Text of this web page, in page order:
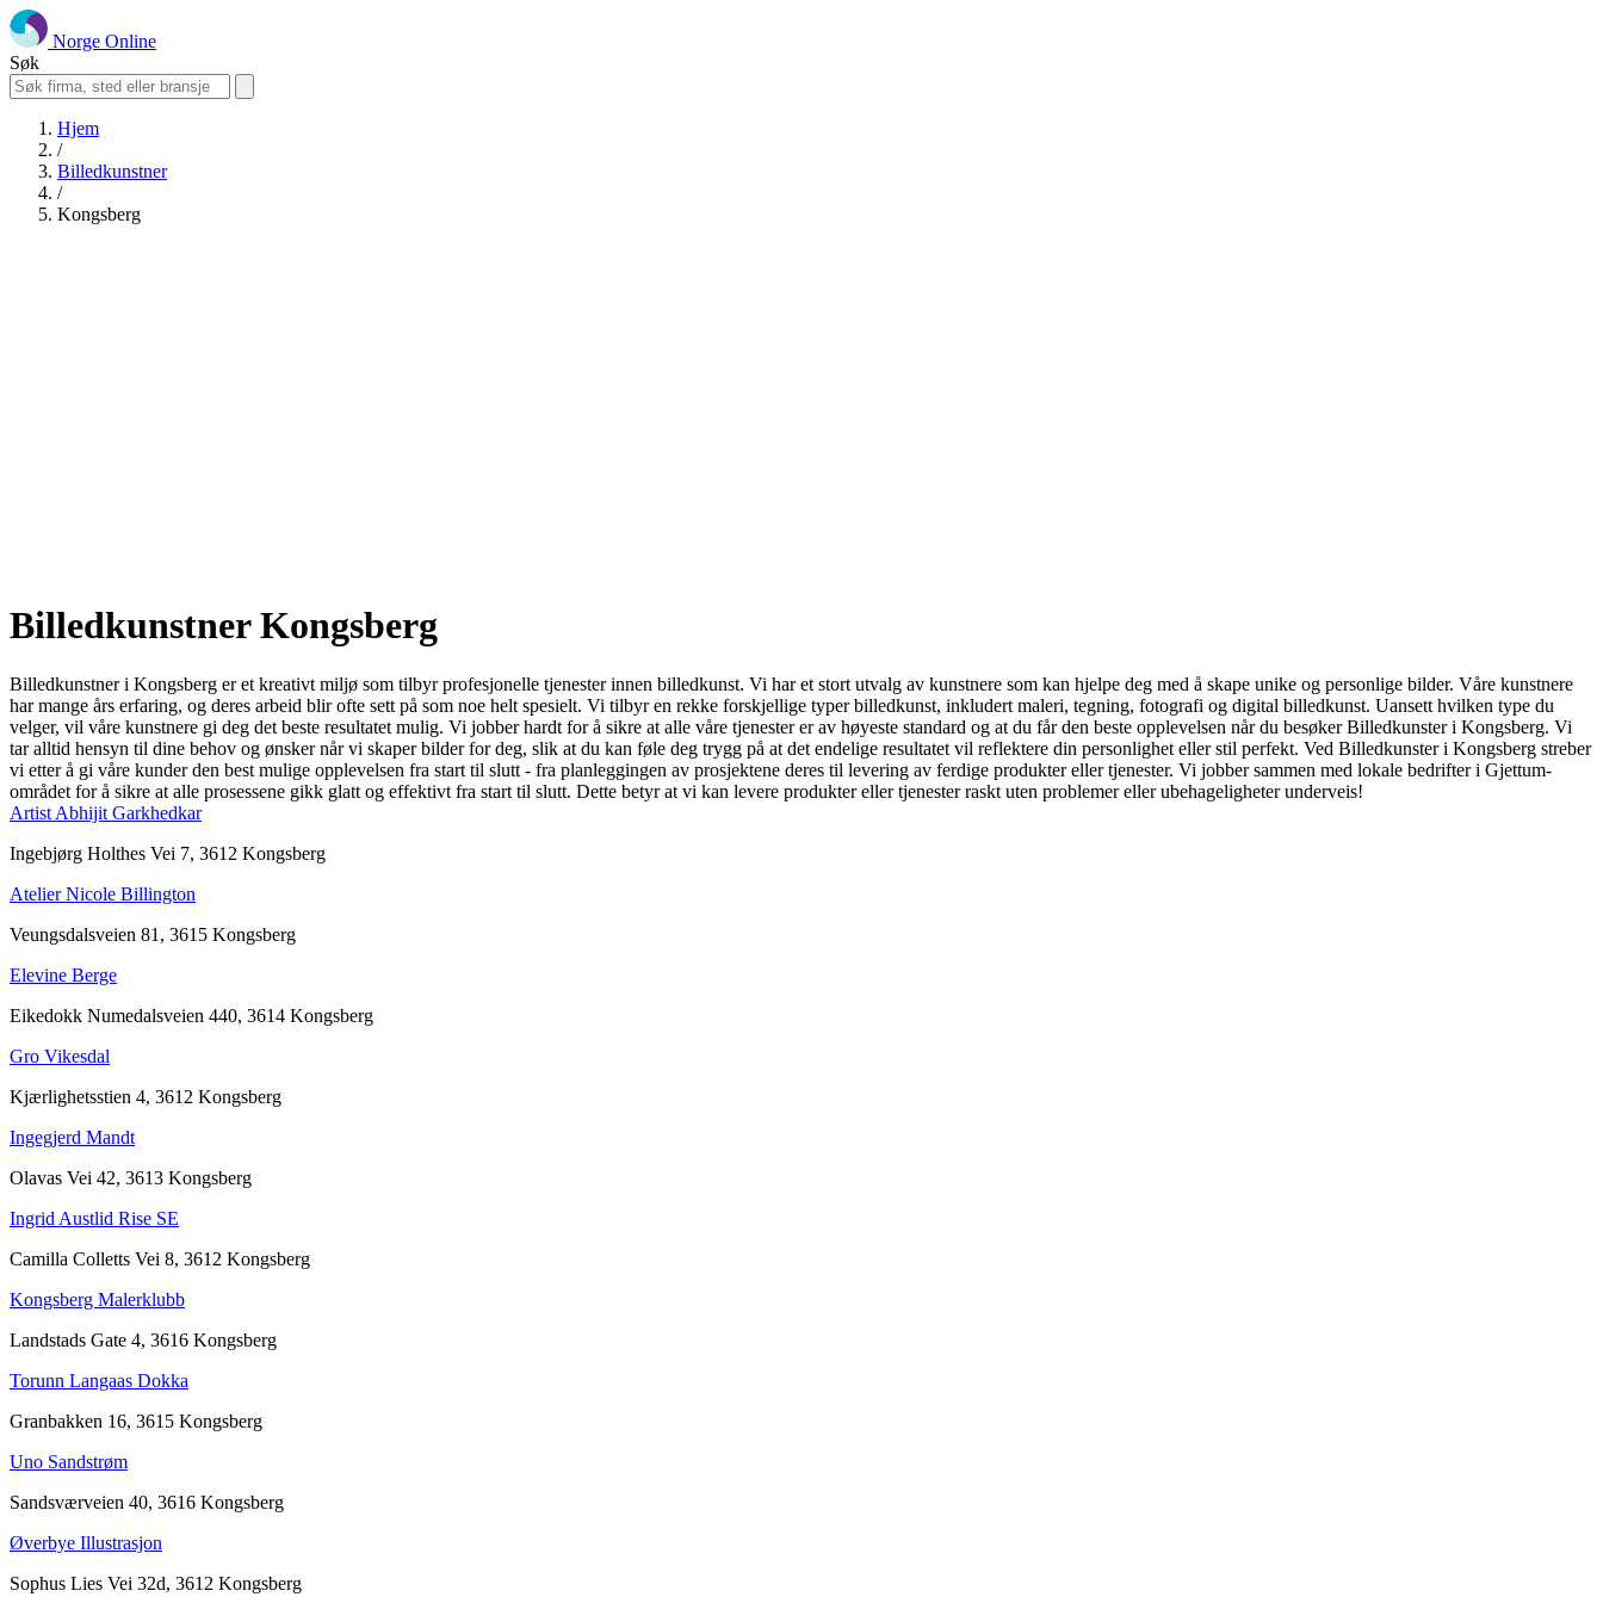
Norge Online
Søk
Hjem
/
Billedkunstner
/
Kongsberg
Billedkunstner Kongsberg
Billedkunstner i Kongsberg er et kreativt miljø som tilbyr profesjonelle tjenester innen billedkunst. Vi har et stort utvalg av kunstnere som kan hjelpe deg med å skape unike og personlige bilder. Våre kunstnere
har mange års erfaring, og deres arbeid blir ofte sett på som noe helt spesielt. Vi tilbyr en rekke forskjellige typer billedkunst, inkludert maleri, tegning, fotografi og digital billedkunst. Uansett hvilken type du
velger, vil våre kunstnere gi deg det beste resultatet mulig. Vi jobber hardt for å sikre at alle våre tjenester er av høyeste standard og at du får den beste opplevelsen når du besøker Billedkunster i Kongsberg. Vi
tar alltid hensyn til dine behov og ønsker når vi skaper bilder for deg, slik at du kan føle deg trygg på at det endelige resultatet vil reflektere din personlighet eller stil perfekt. Ved Billedkunster i Kongsberg streber
vi etter å gi våre kunder den best mulige opplevelsen fra start til slutt - fra planleggingen av prosjektene deres til levering av ferdige produkter eller tjenester. Vi jobber sammen med lokale bedrifter i Gjettum-
området for å sikre at alle prosessene gikk glatt og effektivt fra start til slutt. Dette betyr at vi kan levere produkter eller tjenester raskt uten problemer eller ubehageligheter underveis!
Artist Abhijit Garkhedkar
Ingebjørg Holthes Vei 7, 3612 Kongsberg
Atelier Nicole Billington
Veungsdalsveien 81, 3615 Kongsberg
Elevine Berge
Eikedokk Numedalsveien 440, 3614 Kongsberg
Gro Vikesdal
Kjærlighetsstien 4, 3612 Kongsberg
Ingegjerd Mandt
Olavas Vei 42, 3613 Kongsberg
Ingrid Austlid Rise SE
Camilla Colletts Vei 8, 3612 Kongsberg
Kongsberg Malerklubb
Landstads Gate 4, 3616 Kongsberg
Torunn Langaas Dokka
Granbakken 16, 3615 Kongsberg
Uno Sandstrøm
Sandsværveien 40, 3616 Kongsberg
Øverbye Illustrasjon
Sophus Lies Vei 32d, 3612 Kongsberg